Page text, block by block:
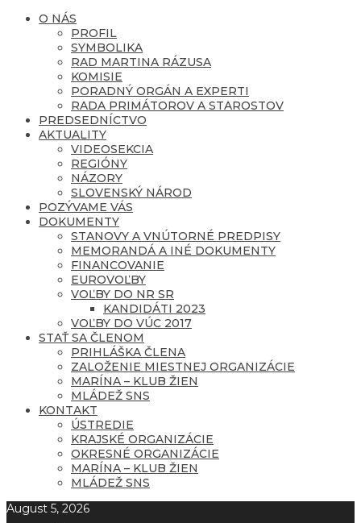
O NÁS
PROFIL
SYMBOLIKA
RAD MARTINA RÁZUSA
KOMISIE
PORADNÝ ORGÁN A EXPERTI
RADA PRIMÁTOROV A STAROSTOV
PREDSEDNÍCTVO
AKTUALITY
VIDEOSEKCIA
REGIÓNY
NÁZORY
SLOVENSKÝ NÁROD
POZÝVAME VÁS
DOKUMENTY
STANOVY A VNÚTORNÉ PREDPISY
MEMORANDÁ A INÉ DOKUMENTY
FINANCOVANIE
EUROVOĽBY
VOĽBY DO NR SR
KANDIDÁTI 2023
VOĽBY DO VÚC 2017
STAŤ SA ČLENOM
PRIHLÁŠKA ČLENA
ZALOŽENIE MIESTNEJ ORGANIZÁCIE
MARÍNA – KLUB ŽIEN
MLÁDEŽ SNS
KONTAKT
ÚSTREDIE
KRAJSKÉ ORGANIZÁCIE
OKRESNÉ ORGANIZÁCIE
MARÍNA – KLUB ŽIEN
MLÁDEŽ SNS
August 5, 2026